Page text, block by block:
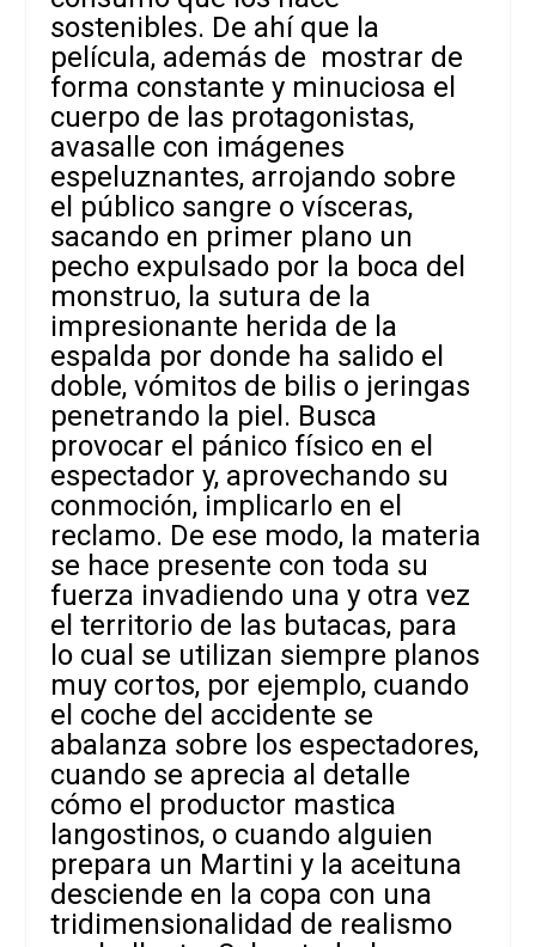
sostenibles. De ahí que la
película, además de mostrar de
forma constante y minuciosa el
cuerpo de las protagonistas,
avasalle con imágenes
espeluznantes, arrojando sobre
el público sangre o vísceras,
sacando en primer plano un
pecho expulsado por la boca del
monstruo, la sutura de la
impresionante herida de la
espalda por donde ha salido el
doble, vómitos de bilis o jeringas
penetrando la piel. Busca
provocar el pánico físico en el
espectador y, aprovechando su
conmoción, implicarlo en el
reclamo. De ese modo, la materia
se hace presente con toda su
fuerza invadiendo una y otra vez
el territorio de las butacas, para
lo cual se utilizan siempre planos
muy cortos, por ejemplo, cuando
el coche del accidente se
abalanza sobre los espectadores,
cuando se aprecia al detalle
cómo el productor mastica
langostinos, o cuando alguien
prepara un Martini y la aceituna
desciende en la copa con una
tridimensionalidad de realismo